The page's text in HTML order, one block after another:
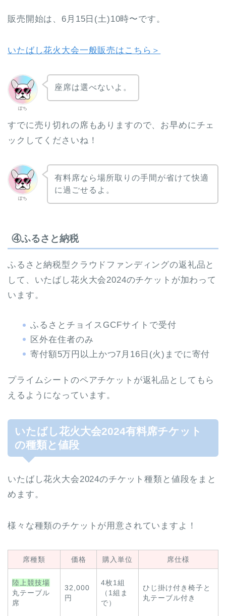
販売開始は、6月15日(土)10時〜です。
いたばし花火大会一般販売はこちら＞
ぽち
座席は選べないよ。
すでに売り切れの席もありますので、お早めにチェ
ックしてくださいね！
ぽち
有料席なら場所取りの手間が省けて快適
に過ごせるよ。
④ふるさと納税
ふるさと納税型クラウドファンディングの返礼品と
して、いたばし花火大会2024のチケットが加わって
います。
ふるさとチョイスGCFサイトで受付
区外在住者のみ
寄付額5万円以上かつ7月16日(火)までに寄付
プライムシートのペアチケットが返礼品としてもら
えるようになっています。
いたばし花火大会2024有料席チケット
の種類と値段
いたばし花火大会2024のチケット種類と値段をまと
めます。
様々な種類のチケットが用意されていますよ！
席種類 価格 購入単位 席仕様
陸上競技場
丸テーブル
席
32,000
円
4枚1組
（1組ま
で）
ひじ掛け付き椅子と
丸テーブル付き